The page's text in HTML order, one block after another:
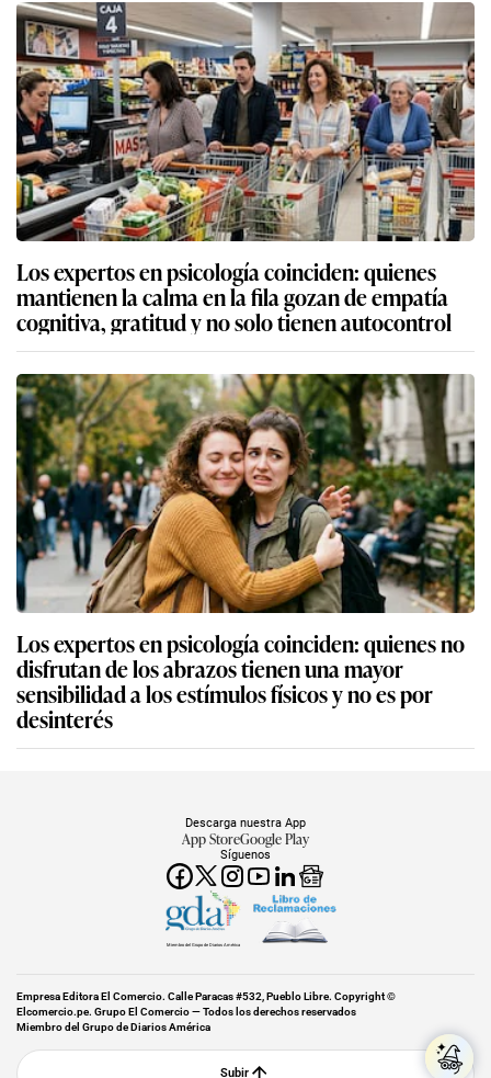
Los expertos en psicología coinciden: quienes
mantienen la calma en la fila gozan de empatía
cognitiva, gratitud y no solo tienen autocontrol
Los expertos en psicología coinciden: quienes no
disfrutan de los abrazos tienen una mayor
sensibilidad a los estímulos físicos y no es por
desinterés
Síguenos
Descarga nuestra App
App StoreGoogle Play
Miembro del Grupo de Diarios América
Empresa Editora El Comercio. Calle Paracas #532, Pueblo Libre. Copyright ©
Elcomercio.pe. Grupo El Comercio — Todos los derechos reservados
Miembro del Grupo de Diarios América
Subir